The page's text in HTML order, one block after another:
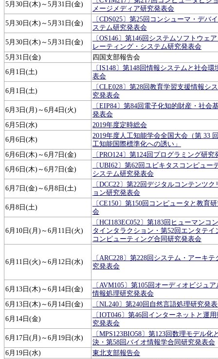
5月30日(木)～5月31日(金)
メージメディア研究発表会
5月30日(木)～5月31日(金)
〔CDS025〕第25回コンシューマ・デバ
ステム研究発表会
5月30日(木)～5月31日(金)
〔OS146〕第146回システムソフトウェ
レーティング・システム研究発表会
5月31日(金)
四国支部報告会
6月1日(土)
〔IS148〕第148回情報システムと社会環
表会
6月1日(土)
〔CLE028〕第28回教育学習支援情報シ
究発表会
6月3日(月)～6月4日(火)
〔EIP84〕第84回電子化知的財産・社会
発表会
6月5日(水)
2019年度定時総会
6月6日(木)
2019年度人工知能学会全国大会（第 33
工知能国際標準化への誘い」
6月6日(木)～6月7日(金)
〔PRO124〕第124回プログラミング研究
6月6日(木)～6月7日(金)
〔UBI62〕第62回ユビキタスコンピュー
システム研究発表会
6月7日(金)～6月8日(土)
〔DCC22〕第22回デジタルコンテンツク
ョン研究発表会
6月8日(土)
〔CE150〕第150回コンピュータと教育
会
6月10日(月)～6月11日(火)
〔HCI183EC052〕第183回ヒューマンコ
タインタラクション・第52回エンタテイ
コンピューティング合同研究発表会
6月11日(火)～6月12日(水)
〔ARC228〕第228回システム・アーキテ
究発表会
6月13日(木)～6月14日(金)
〔AVM105〕第105回オーディオビジュ
情報処理研究発表会
6月13日(木)～6月14日(金)
〔NL240〕第240回自然言語処理研究発
6月14日(金)
〔IOT046〕第46回インターネットと運
究発表会
6月17日(月)～6月19日(水)
〔MPS123BIO58〕第123回数理モデル化
決・第58回バイオ情報学合同研究発表会
6月19日(水)
東北支部報告会